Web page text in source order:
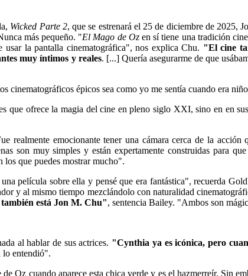
Wicked Parte 2, que se estrenará el 25 de diciembre de 2025,
más pequeño. "El Mago de Ozen sí tiene una tradición
la pantalla cinematográfica", nos explica Chu. "El cine
muy íntimos y reales. [...] Quería asegurarme de que
cinematográficos épicos sea como yo me sentía cuando era
que ofrece la magia del cine en pleno siglo XXI, sino en en
realmente emocionante tener una cámara cerca de la
son muy simples y están expertamente construidas para
los que puedes mostrar mucho".
película sobre ella y pensé que era fantástica", recuerda
y al mismo tiempo mezclándolo con naturalidad
está Jon M. Chu", sentencia Bailey. "Ambos son
al hablar de sus actrices. "Cynthia ya es icónica, pero
lo entendió".
Oz cuando aparece esta chica verde y es el hazmerreír. Sin